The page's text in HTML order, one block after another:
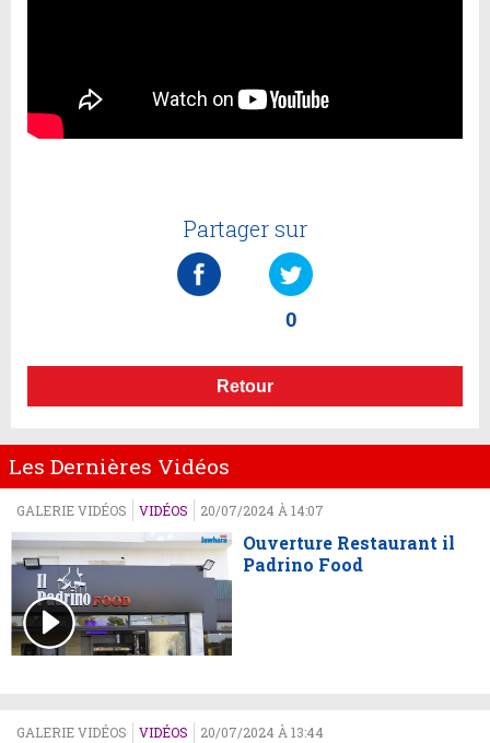
Partager sur
0
Retour
Les Dernières Vidéos
GALERIE VIDÉOS VIDÉOS 20/07/2024 À 14:07
Ouverture Restaurant il
Padrino Food
GALERIE VIDÉOS VIDÉOS 20/07/2024 À 13:44